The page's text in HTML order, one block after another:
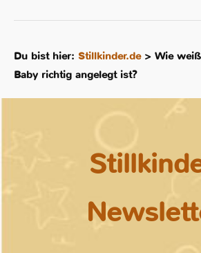
Du bist hier: Stillkinder.de> Wie
Baby richtig angelegt ist?